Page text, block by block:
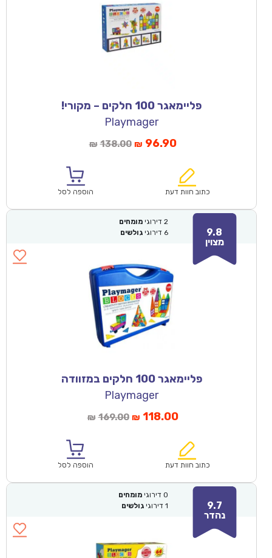
פליימאגר 100 חלקים – מקורי!
Playmager
₪ 138.00 ₪ 96.90
כתוב חוות דעת הוספה לסל
9.8
מצוין
2 דירוגימומחים
6 דירוגיגולשים
פליימאגר 100 חלקים במזוודה
Playmager
₪ 169.00 ₪ 118.00
כתוב חוות דעת הוספה לסל
9.7
נהדר
0 דירוגימומחים
דירוגיגולשים